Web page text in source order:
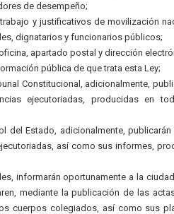
de desempeño;
y justificativos de movilización
dignatarios y funcionarios públicos;
apartado postal y dirección
pública de que trata esta Ley;
Constitucional, adicionalmente,
ejecutoriadas, producidas en
del Estado, adicionalmente, publicarán
así como sus informes,
informarán oportunamente a la
mediante la publicación de las
cuerpos colegiados, así como sus